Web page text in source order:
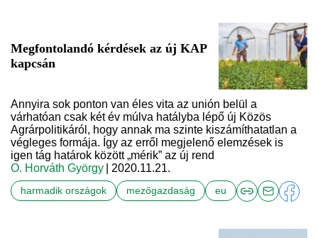
Megfontolandó kérdések az új KAP
kapcsán
Annyira sok ponton van éles vita az unión belül a
várhatóan csak két év múlva hatályba lépő új Közös
Agrárpolitikáról, hogy annak ma szinte kiszámíthatatlan a
végleges formája. Így az erről megjelenő elemzések is
igen tág határok között „mérik” az új rend
O. Horváth György
| 2020.11.21.
harmadik országok mezőgazdaság eu